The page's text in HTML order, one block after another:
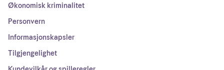
Økonomisk kriminalitet
Personvern
Informasjonskapsler
Tilgjengelighet